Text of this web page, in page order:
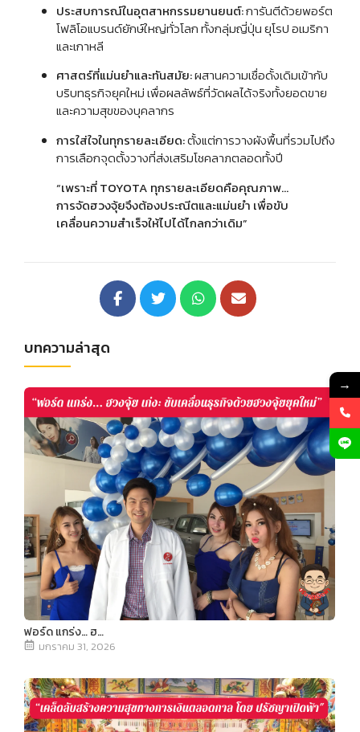
ประสบการณ์ในอุตสาหกรรมยานยนต์:การันตีด้วยพอร์ต
โฟลิโอแบรนด์ยักษ์ใหญ่ทั่วโลก ทั้งกลุ่มญี่ปุ่น ยุโรป อเมริกา
และเกาหลี
ศาสตร์ที่แม่นยำและทันสมัย:ผสานความเชื่อดั้งเดิมเข้ากับ
บริบทธุรกิจยุคใหม่ เพื่อผลลัพธ์ที่วัดผลได้จริงทั้งยอดขาย
และความสุขของบุคลากร
การใส่ใจในทุกรายละเอียด:ตั้งแต่การวางผังพื้นที่รวมไปถึง
การเลือกจุดตั้งวางที่ส่งเสริมโชคลาภตลอดทั้งปี
“เพราะที่ TOYOTA ทุกรายละเอียดคือคุณภาพ…
การจัดฮวงจุ้ยจึงต้องประณีตและแม่นยำ เพื่อขับ
เคลื่อนความสำเร็จให้ไปได้ไกลกว่าเดิม”
บทความล่าสุด
ฟอร์ด แกร่ง… ฮ…
มกราคม 31, 2026
→